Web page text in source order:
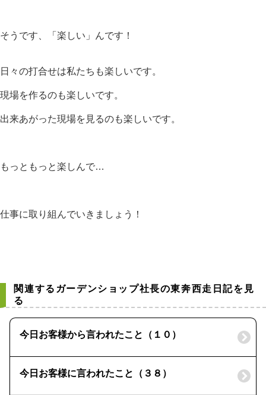
そうです、「楽しい」んです！
日々の打合せは私たちも楽しいです。
現場を作るのも楽しいです。
出来あがった現場を見るのも楽しいです。
もっともっと楽しんで…
仕事に取り組んでいきましょう！
関連するガーデンショップ社長の東奔西走日記を見
る
今日お客様から言われたこと（１０）
今日お客様に言われたこと（３８）